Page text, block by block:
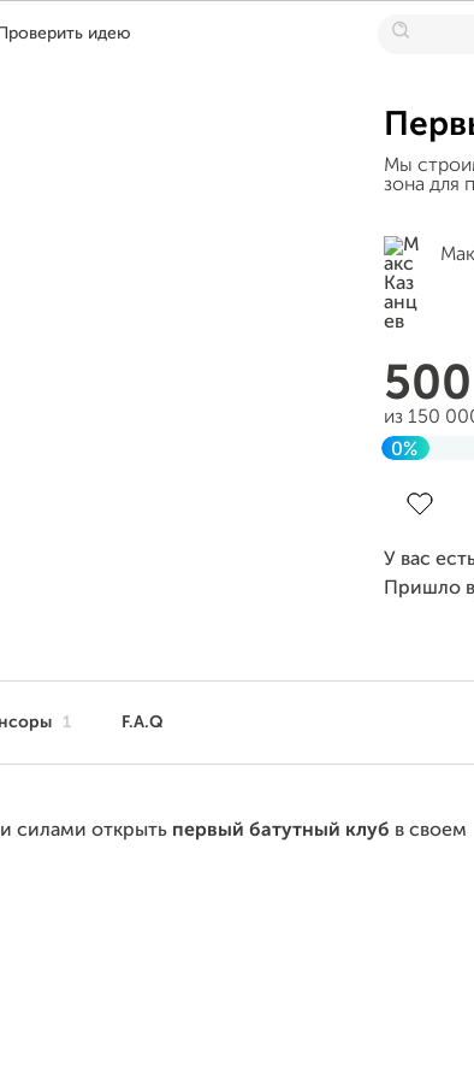
идею
Мы
зона для
500
из 150
0%
У вас
Пришло
1 F.A.Q
силами открыть первый батутный клуб в своем